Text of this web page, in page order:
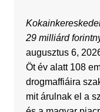
29 milliárd
augusztus 6,
Öt év alatt 108
drogmaffiáira
mit árulnak el a